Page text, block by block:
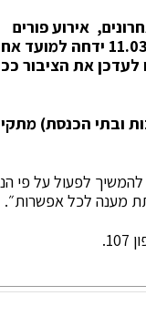
אירוע פורים
המרכזי בעיר באמפי פיס שאמור היה להתקיים ביום רביעי הקרוב, ה- 11.03.2020
לעדכן את הציבור
ובתי הכנסת)
לפעול על פי
מענה לכל אפשרות״.